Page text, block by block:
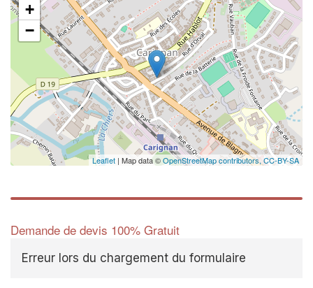
+
−
Leaflet | Map data ©OpenStreetMap contributors, CC-BY-SA
Demande de devis 100% Gratuit
Erreur lors du chargement du formulaire